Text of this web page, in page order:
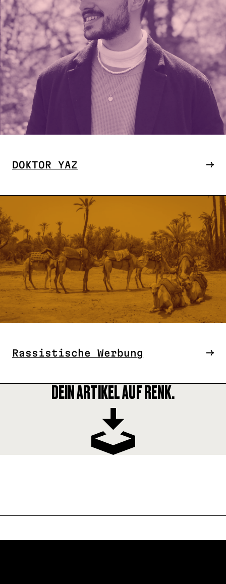
DOKTOR YAZ
Rassistische Werbung
DEIN ARTIKEL AUF RENK.